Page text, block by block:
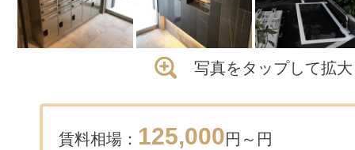
写真をタップして拡大
賃料相場： 125,000円～ 円